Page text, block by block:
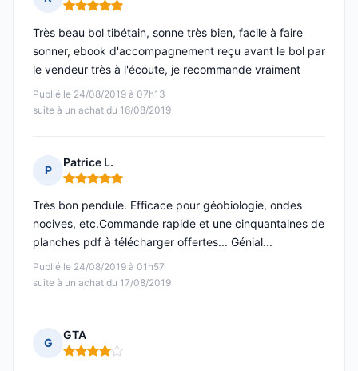
Note : 5 sur 5
Publié le 24/08/2019 à 07h13
suite à un achat du 16/08/2019
Très beau bol tibétain, sonne très bien, facile à faire
sonner, ebook d'accompagnement reçu avant le bol par
le vendeur très à l'écoute, je recommande vraiment
P
Patrice L.
Note : 5 sur 5
Publié le 24/08/2019 à 01h57
suite à un achat du 17/08/2019
Très bon pendule. Efficace pour géobiologie, ondes
nocives, etc.Commande rapide et une cinquantaines de
planches pdf à télécharger offertes... Génial...
G
GTA
Note : 4 sur 5